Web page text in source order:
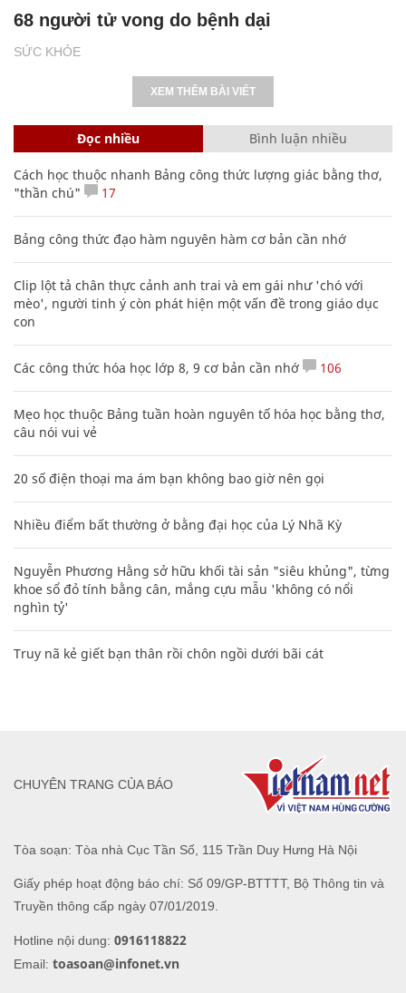
SỨC KHỎE
68 người tử vong do bệnh dại
XEM THÊM BÀI VIẾT
Đọc nhiều Bình luận nhiều
Cách học thuộc nhanh Bảng công thức lượng giác bằng thơ,
"thần chú"
17
Bảng công thức đạo hàm nguyên hàm cơ bản cần nhớ
Clip lột tả chân thực cảnh anh trai và em gái như 'chó với
mèo', người tinh ý còn phát hiện một vấn đề trong giáo dục
con
Các công thức hóa học lớp 8, 9 cơ bản cần nhớ 106
Mẹo học thuộc Bảng tuần hoàn nguyên tố hóa học bằng thơ,
câu nói vui vẻ
20 số điện thoại ma ám bạn không bao giờ nên gọi
Nhiều điểm bất thường ở bằng đại học của Lý Nhã Kỳ
Nguyễn Phương Hằng sở hữu khối tài sản "siêu khủng", từng
khoe sổ đỏ tính bằng cân, mắng cựu mẫu 'không có nổi
nghìn tỷ'
Truy nã kẻ giết bạn thân rồi chôn ngồi dưới bãi cát
Tòa soạn: Tòa nhà Cục Tần Số, 115 Trần Duy Hưng Hà Nội
Giấy phép hoạt động báo chí: Số 09/GP-BTTTT, Bộ Thông tin và
Truyền thông cấp ngày 07/01/2019.
Hotline nội dung: 0916118822
Email: toasoan@infonet.vn
CHUYÊN TRANG CỦA BÁO